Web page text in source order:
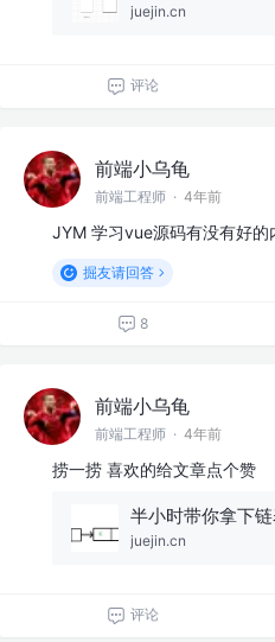
juejin.cn
评论
前端小乌龟
前端工程师 · 4年前
JYM 学习vue源码有没有好的
掘友请回答
8
前端小乌龟
前端工程师 · 4年前
捞一捞 喜欢的给文章点个赞
半小时带你拿下链
juejin.cn
评论